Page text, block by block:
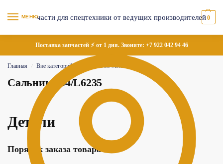
МЕНЮ 0
Поставка запчастей ⚡ от 1 дня. Звоните: +7 922 042 94 46
Главная / Вне категорий Сальник 334/L6235
Сальник 334/L6235
Детали
Порядок заказа товара